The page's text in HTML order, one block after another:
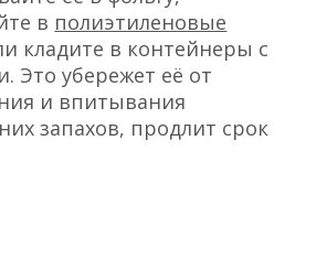
в полиэтиленовые
кладите в контейнеры с
Это убережет её от
и впитывания
запахов, продлит срок